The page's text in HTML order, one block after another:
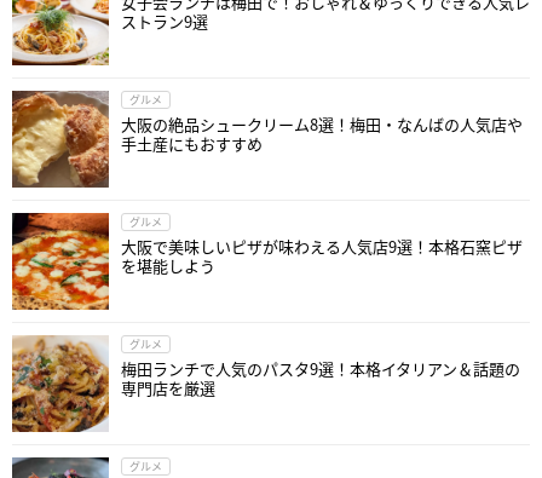
ストラン9選
グルメ
大阪の絶品シュークリーム8選！梅田・なんばの人気店や
手土産にもおすすめ
グルメ
大阪で美味しいピザが味わえる人気店9選！本格石窯ピザ
を堪能しよう
グルメ
梅田ランチで人気のパスタ9選！本格イタリアン＆話題の
専門店を厳選
グルメ